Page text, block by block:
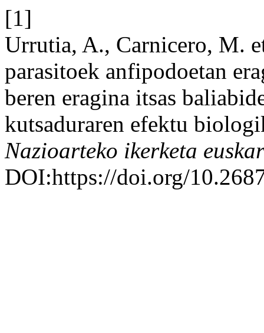
[1]
Urrutia, A., Carnicero, M.
parasitoek anfipodoetan
beren eragina itsas
kutsaduraren efektu
Nazioarteko ikerketa
DOI:https://doi.org/